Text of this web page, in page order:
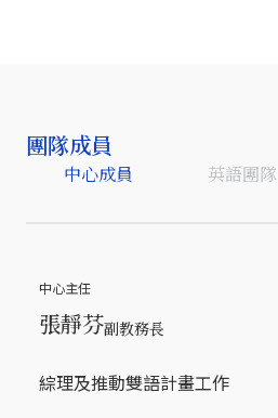
團隊成員
中心主任
張靜芬副教務長
綜理及推動雙語計畫工作
中心成員 英語團隊